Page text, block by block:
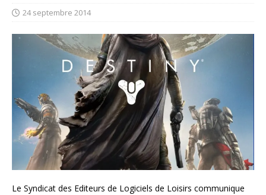
24 septembre 2014
Le Syndicat des Editeurs de Logiciels de Loisirs communique